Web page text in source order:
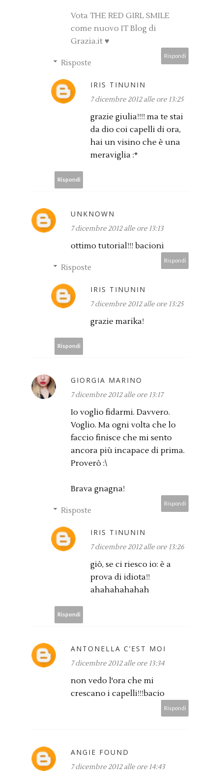
Vota THE RED GIRL SMILE
come nuovo IT Blog di
Grazia.it ♥
Rispondi
Risposte
IRIS TINUNIN
7 dicembre 2012 alle ore 13:25
grazie giulia!!!! ma te stai
da dio coi capelli di ora,
hai un visino che è una
meraviglia :*
Rispondi
UNKNOWN
7 dicembre 2012 alle ore 13:13
ottimo tutorial!!! bacioni
Rispondi
Risposte
IRIS TINUNIN
7 dicembre 2012 alle ore 13:25
grazie marika!
Rispondi
GIORGIA MARINO
7 dicembre 2012 alle ore 13:17
Io voglio fidarmi. Davvero.
Voglio. Ma ogni volta che lo
faccio finisce che mi sento
ancora più incapace di prima.
Proverò :\
Brava gnagna!
Rispondi
Risposte
IRIS TINUNIN
7 dicembre 2012 alle ore 13:26
giò, se ci riesco io: è a
prova di idiota!!
ahahahahahah
Rispondi
ANTONELLA C’EST MOI
7 dicembre 2012 alle ore 13:34
non vedo l'ora che mi
crescano i capelli!!!bacio
Rispondi
ANGIE FOUND
7 dicembre 2012 alle ore 14:43